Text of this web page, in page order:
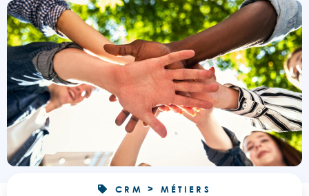
CRM > MÉTIERS